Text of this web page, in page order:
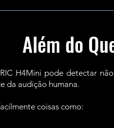
Além do
H4Mini pode detectar
da audição humana.
coisas como: